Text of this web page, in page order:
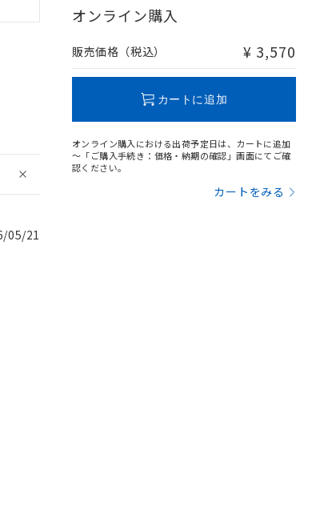
05/21
オンライン購入
販売価格（税込） ¥ 3,570
カートに追加
オンライン購入における出荷予定日は、カートに追加
～「ご購入手続き：価格・納期の確認」画面にてご確
認ください。
カートをみる